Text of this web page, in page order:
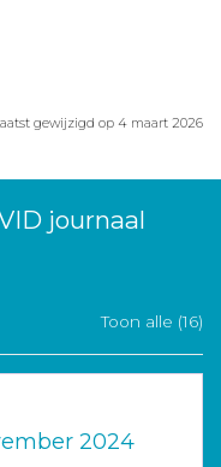
gewijzigd op 4 maart 2026
journaal
Toon alle (16)
2024